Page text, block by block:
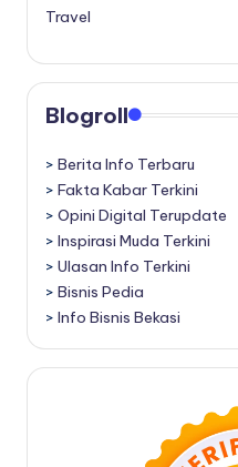
Travel
Blogroll
> Berita Info Terbaru
> Fakta Kabar Terkini
> Opini Digital Terupdate
> Inspirasi Muda Terkini
> Ulasan Info Terkini
> Bisnis Pedia
> Info Bisnis Bekasi